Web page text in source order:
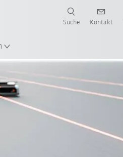
Suche Kontakt